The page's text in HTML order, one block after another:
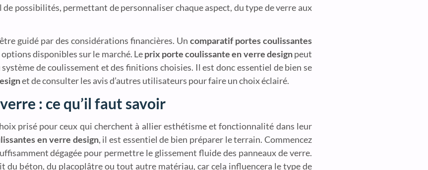
possibilités, permettant de personnaliser chaque aspect, du type de verre aux
guidé par des considérations financières. Un comparatif portes coulissantes
disponibles sur le marché. Leprix porte coulissante en verre designpeut
de coulissement et des finitions choisies. Il est donc essentiel de bien se
et de consulter les avis d’autres utilisateurs pour faire un choix éclairé.
: ce qu’il faut savoir
prisé pour ceux qui cherchent à allier esthétisme et fonctionnalité dans leur
en verre design, il est essentiel de bien préparer le terrain. Commencez
dégagée pour permettre le glissement fluide des panneaux de verre.
du béton, du placoplâtre ou tout autre matériau, car cela influencera le type de